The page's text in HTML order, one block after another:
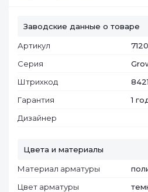
Заводские данные о товаре
Артикул
Серия
Штрихкод
Гарантия
1
Дизайнер
Цвета и материалы
Материал арматуры
Цвет арматуры